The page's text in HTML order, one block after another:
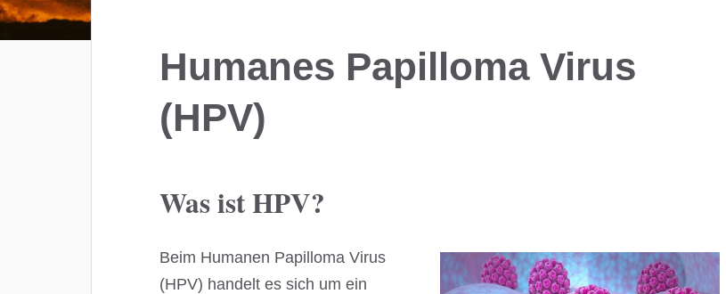
Humanes Papilloma Virus
(HPV)
Was ist HPV?
Beim Humanen Papilloma Virus
(HPV) handelt es sich um ein